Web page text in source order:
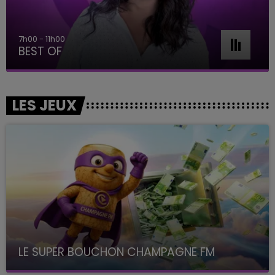
7h00 - 11h00
BEST OF
LES JEUX
LE SUPER BOUCHON CHAMPAGNE FM
avec La Famille Champagne FM, à 8H10